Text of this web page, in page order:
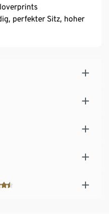
perfekter Sitz, hoher